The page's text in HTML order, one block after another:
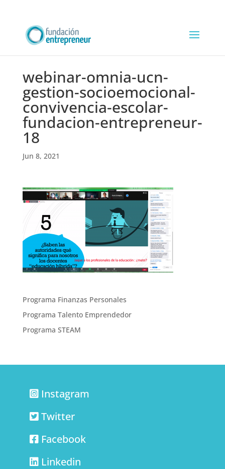
webinar-omnia-ucn-
gestion-socioemocional-
convivencia-escolar-
fundacion-entrepreneur-
18
Jun 8, 2021
Programa Finanzas Personales
Programa Talento Emprendedor
Programa STEAM
Instagram
Twitter
Facebook
Linkedin